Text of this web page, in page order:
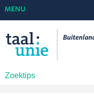
Zoektips
MENU